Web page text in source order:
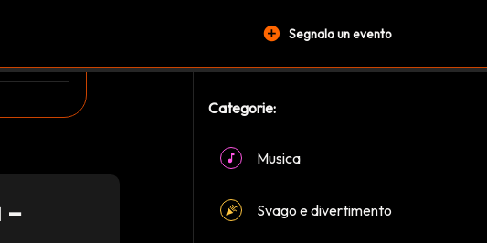
add_circle Segnala un evento
–
Categorie:
Musica
Svago e divertimento